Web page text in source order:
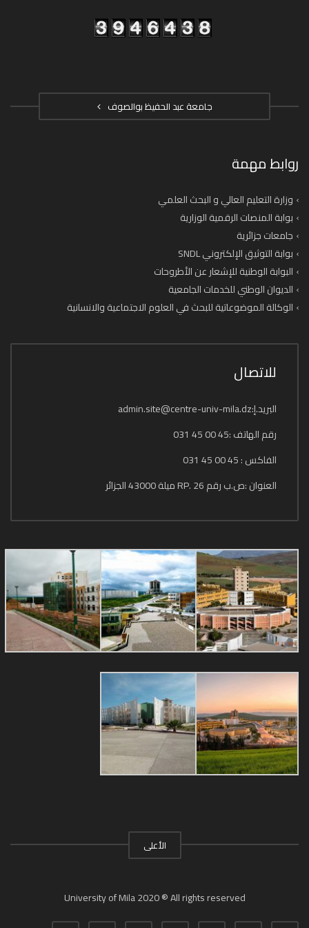
جامعة عبد الحفيظ بوالصوف
روابط مهمة
وزارة التعليم العالي و البحث العلمي
بوابة المنصات الرقمية الوزارية
جامعات جزائرية
بوابة التوثيق الإلكتروني SNDL
البوابة الوطنية للإشعار عن الأطروحات
الديوان الوطني للخدمات الجامعية
الوكالة الموضوعاتية للبحث في العلوم الاجتماعية والانسانية
للاتصال
البريد.إ:admin.site@centre-univ-mila.dz
رقم الهاتف :45 00 45 031
الفاكس : 45 00 45 031
العنوان :ص.ب رقم 26 .RP ميلة 43000 الجزائر
الأعلى
University of Mila 2020 ® All rights reserved